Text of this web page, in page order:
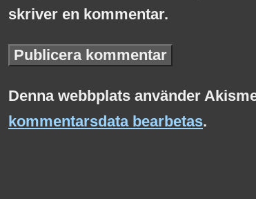
skriver en kommentar.
Denna webbplats använder
kommentarsdata bearbetas.